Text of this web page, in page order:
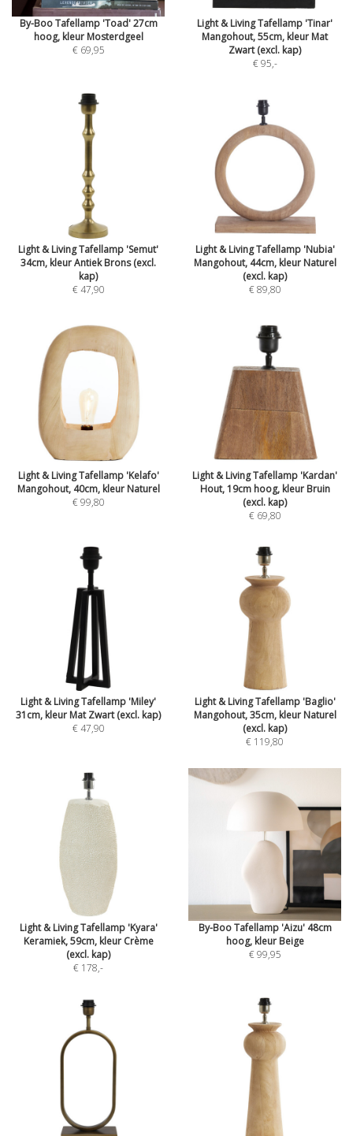
By-Boo Tafellamp 'Toad' 27cm
hoog, kleur Mosterdgeel
€ 69,95
Light & Living Tafellamp 'Tinar'
Mangohout, 55cm, kleur Mat
Zwart (excl. kap)
€ 95,-
Light & Living Tafellamp 'Semut'
34cm, kleur Antiek Brons (excl.
kap)
€ 47,90
Light & Living Tafellamp 'Nubia'
Mangohout, 44cm, kleur Naturel
(excl. kap)
€ 89,80
Light & Living Tafellamp 'Kelafo'
Mangohout, 40cm, kleur Naturel
€ 99,80
Light & Living Tafellamp 'Kardan'
Hout, 19cm hoog, kleur Bruin
(excl. kap)
€ 69,80
Light & Living Tafellamp 'Miley'
31cm, kleur Mat Zwart (excl. kap)
€ 47,90
Light & Living Tafellamp 'Baglio'
Mangohout, 35cm, kleur Naturel
(excl. kap)
€ 119,80
Light & Living Tafellamp 'Kyara'
Keramiek, 59cm, kleur Crème
(excl. kap)
€ 178,-
By-Boo Tafellamp 'Aizu' 48cm
hoog, kleur Beige
€ 99,95